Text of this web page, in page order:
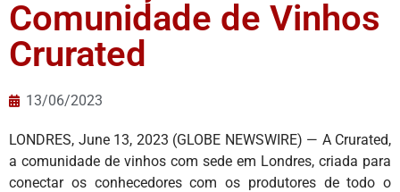
Comunidade de Vinhos
Crurated
13/06/2023
LONDRES, June 13, 2023 (GLOBE NEWSWIRE) — A Crurated,
a comunidade de vinhos com sede em Londres, criada para
conectar os conhecedores com os produtores de todo o